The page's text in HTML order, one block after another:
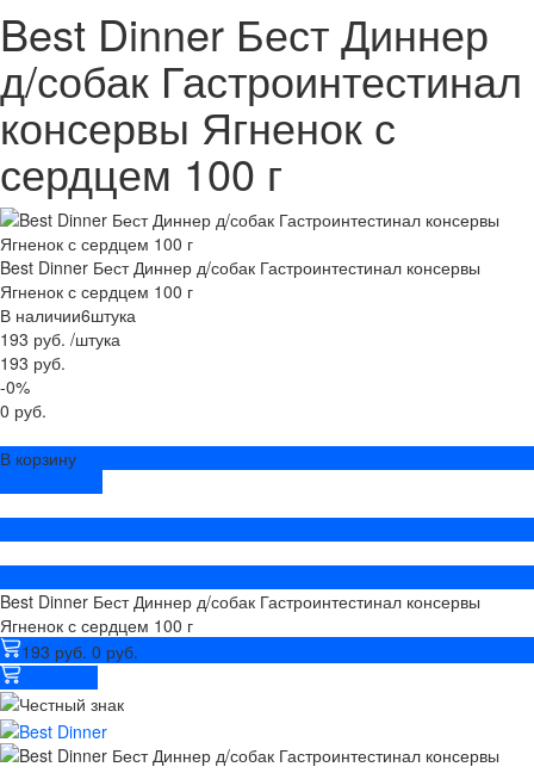
Best Dinner Бест Диннер
д/собак Гастроинтестинал
консервы Ягненок с
сердцем 100 г
Best Dinner Бест Диннер д/собак Гастроинтестинал консервы
Ягненок с сердцем 100 г
В наличии6штука
193 руб. /штука
193 руб.
-0%
0 руб.
В корзину
Best Dinner Бест Диннер д/собак Гастроинтестинал консервы
Ягненок с сердцем 100 г
193 руб. 0 руб.